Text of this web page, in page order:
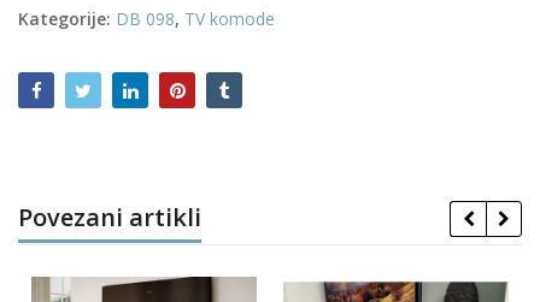
Kategorije: DB 098, TV komode
Povezani artikli